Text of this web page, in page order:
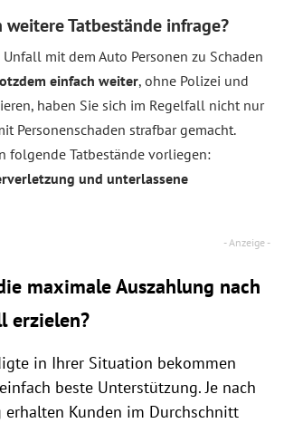
weitere Tatbestände infrage?
mit dem Auto Personen zu Schaden
einfach weiter, ohne Polizei und
haben Sie sich im Regelfall nicht nur
Personenschaden strafbar gemacht.
folgende Tatbestände vorliegen:
und unterlassene
maximale Auszahlung nach
erzielen?
in Ihrer Situation bekommen
beste Unterstützung. Je nach
erhalten Kunden im Durchschnitt